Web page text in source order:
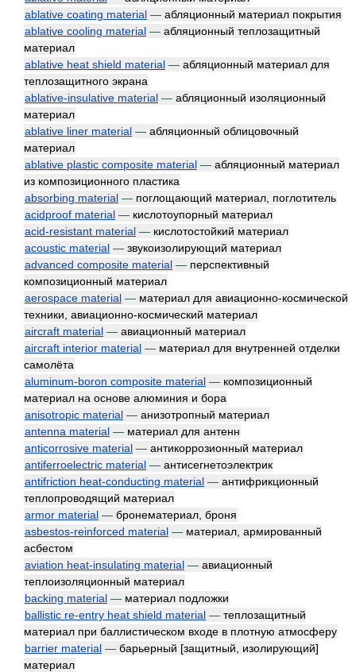
ablative coating material — абляционный материал покрытия
ablative cooling material — абляционный теплозащитный
материал
ablative heat shield material — абляционный материал для
теплозащитного экрана
ablative-insulative material — абляционный изоляционный
материал
ablative liner material — абляционный облицовочный
материал
ablative plastic composite material — абляционный материал
из композиционного пластика
absorbing material — поглощающий материал, поглотитель
acidproof material — кислотоупорный материал
acid-resistant material — кислотостойкий материал
acoustic material — звукоизолирующий материал
advanced composite material — перспективный
композиционный материал
aerospace material — материал для авиационно-космической
техники, авиационно-космический материал
aircraft material — авиационный материал
aircraft interior material — материал для внутренней отделки
самолёта
aluminum-boron composite material — композиционный
материал на основе алюминия и бора
anisotropic material — анизотропный материал
antenna material — материал для антенн
anticorrosive material — антикоррозионный материал
antiferroelectric material — антисегнетоэлектрик
antifriction heat-conducting material — антифрикционный
теплопроводящий материал
armor material — бронематериал, броня
asbestos-reinforced material — материал, армированный
асбестом
aviation heat-insulating material — авиационный
теплоизоляционный материал
backing material — материал подложки
ballistic re-entry heat shield material — теплозащитный
материал при баллистическом входе в плотную атмосферу
barrier material — барьерный [защитный, изолирующий]
материал